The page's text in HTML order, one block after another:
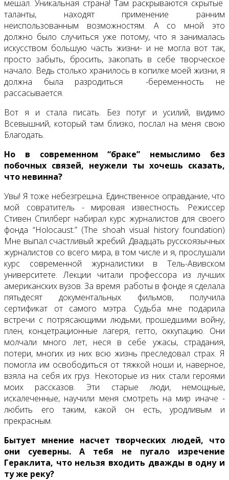
мешал. Уникальная страна! Там раскрываются скрытые
таланты, находят применение ранним
неиспользованным возможностям. А со мной это
должно было случиться уже потому, что я занималась
искусством большую часть жизни- и не могла вот так,
просто забыть, бросить, закопать в себе творческое
начало. Ведь столько хранилось в копилке моей жизни, я
должна была разродиться -беременность не
рассасывается.
Вот я и стала писать. Без потуг и усилий, видимо
Всевышний, который там близко, послал на меня свою
Благодать.
Но в современном “браке” немыслимо без
побочных связей, неужели ты хочешь сказать,
что невинна?
Увы! Я тоже небезгрешна. Единственное оправдание, что
мой совратитель - мировая известность. Режиссер
Стивен Спилберг набирал курс журналистов для своего
фонда “Holocaust.” (The shoah visual history foundation)
Мне выпал счастливый жребий. Двадцать русскоязычных
журналистов со всего мира, в том числе и я, прослушали
курс современной журналистики в Тель-Авивском
университете. Лекции читали профессора из лучших
американских вузов. За время работы в фонде я сделала
пятьдесят документальных фильмов, получила
сертификат от самого мэтра. Судьба мне подарила
встречи с потрясающими людьми, прошедшими войну,
плен, концетрационные лагеря, гетто, оккупацию. Они
молчали много лет, неся в себе ужасы, страдания,
потери, многих из них всю жизнь преследовал страх. Я
помогла им освободиться от тяжкой ноши и, наверное,
взяла на себя их груз. Некоторые из них стали героями
моих рассказов. Эти старые люди, немощные,
искалеченные, научили меня смотреть на мир иначе -
любить его таким, какой он есть, уродливым и
прекрасным.
Бытует мнение насчет творческих людей, что
они суеверны. А тебя не пугало изречение
Гераклита, что нельзя входить дважды в одну и
ту же реку?